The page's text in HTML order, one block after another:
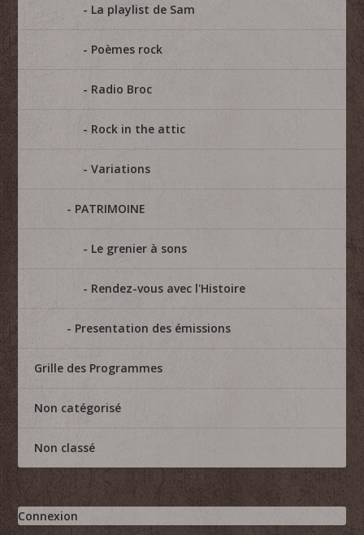
La playlist de Sam
Poèmes rock
Radio Broc
Rock in the attic
Variations
PATRIMOINE
Le grenier à sons
Rendez-vous avec l'Histoire
Presentation des émissions
Grille des Programmes
Non catégorisé
Non classé
Connexion